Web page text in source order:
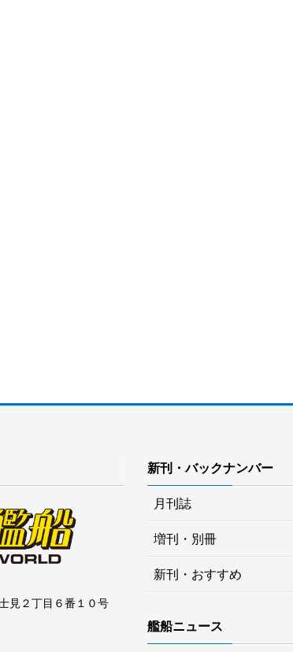
見２丁目６番１０号
新刊・バックナンバー
月刊誌
増刊・別冊
新刊・おすすめ
艦船ニュース